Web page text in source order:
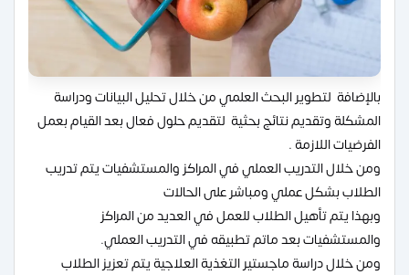
بالإضافة لتطوير البحث العلمي من خلال تحليل البيانات ودراسة
المشكلة وتقديم نتائج بحثية لتقديم حلول فعال بعد القيام بعمل
الفرضيات اللازمة .
ومن خلال التدريب العملي في المراكز والمستشفيات يتم تدريب
الطلاب بشكل عملي ومباشر على الحالات
وبهذا يتم تأهيل الطلاب للعمل في العديد من المراكز
والمستشفيات بعد ماتم تطبيقه في التدريب العملي.
ومن خلال دراسة ماجستير التغذية العلاجية يتم تعزيز الطلاب